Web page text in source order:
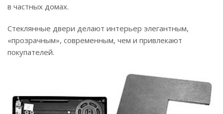
в частных домах.
Стеклянные двери делают интерьер элегантным,
«прозрачным», современным, чем и привлекают
покупателей.